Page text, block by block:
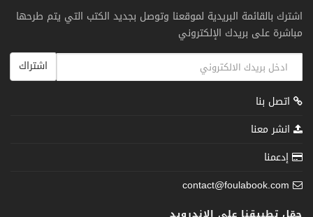
اشترك بالقائمة البريدية لموقعنا وتوصل بجديد الكتب التي يتم طرحها
مباشرة على بريدك الإلكتروني
اشتراك
اتصل بنا
انشر معنا
إدعمنا
contact@foulabook.com